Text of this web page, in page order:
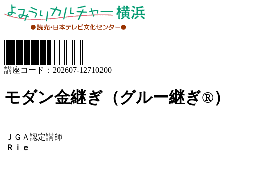
講座コード：202607-12710200
モダン金継ぎ（グルー継ぎ®）
ＪＧＡ認定講師
Ｒｉｅ